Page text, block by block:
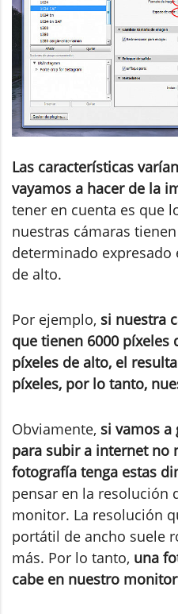
Las características
vayamos a hacer de la
tener en cuenta es que
nuestras cámaras
determinado expresado
de alto.
Por ejemplo, si nuestra
que tienen 6000 píxeles
píxeles de alto, el
píxeles, por lo tanto,
Obviamente, si vamos a
para subir a internet no
fotografía tenga estas
pensar en la resolución
monitor. La resolución
portátil de ancho suele
más. Por lo tanto, una
cabe en nuestro